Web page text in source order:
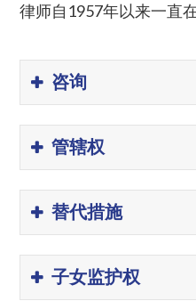
律师自1957年以来一直
咨询
管辖权
替代措施
子女监护权